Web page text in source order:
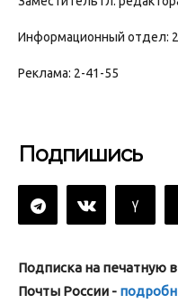
Информационный отдел:
Реклама: 2-41-55
Подпишись
Подписка на печатную
Почты России -